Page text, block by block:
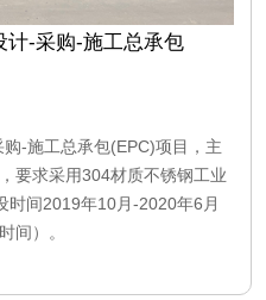
计-采购-施工总承包
-施工总承包(EPC)项目，主
要求采用304材质不锈钢工业
时间2019年10月-2020年6月
间）。